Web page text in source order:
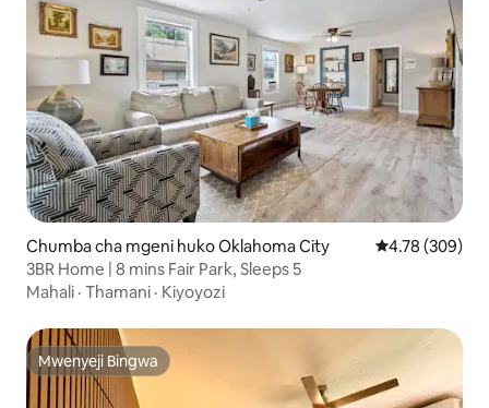
Chumba cha mgeni huko Oklahoma City Ukadiriaji wa
4.78 (309)
3BR Home | 8 mins Fair Park, Sleeps 5
Mahali · Thamani · Kiyoyozi
Mwenyeji Bingwa
Mwenyeji Bingwa